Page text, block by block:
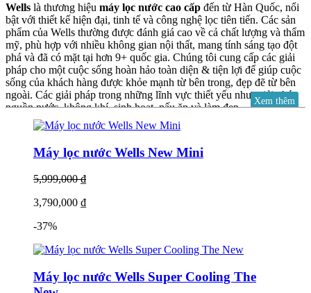
Wells là thương hiệu máy lọc nước cao cấp đến từ Hàn Quốc, nổi
bật với thiết kế hiện đại, tinh tế và công nghệ lọc tiên tiến. Các sản
phẩm của Wells thường được đánh giá cao về cả chất lượng và thẩm
mỹ, phù hợp với nhiều không gian nội thất, mang tính sáng tạo đột
phá và đã có mặt tại hơn 9+ quốc gia. Chúng tôi cung cấp các giải
pháp cho một cuộc sống hoàn hảo toàn diện & tiện lợi để giúp cuộc
sống của khách hàng được khỏe mạnh từ bên trong, đẹp đẽ từ bên
ngoài. Các giải pháp trong những lĩnh vực thiết yếu như: giải pháp
nguồn nước, không khí, sinh hoạt, nấu ăn và làm đẹp…Máy lọc
nước Wellsthiết kế hài hòa với không gian. Không gian được tạo ra
từ sản phẩm của WELLS đầy thẩm mỹ và tinh tế. Vẻ đẹp tinh tế,
sang trọng được thể hiện bằng các đường nét uyển chuyển cho thấy
một thiết kế đơn giản nhưng đẹp.
Điểm nổi bật của máy lọc nước Wells
Thương hiệu Wells được phát triển bởi Kyowon Group – Tập đoàn
nghiệm trong lĩnh vực thiết bị chăm sóc sức khỏe và chất lượng
sống. Với sứ mệnh cung cấp giải pháp sống tinh gọn, hiện đại và
Xem thêm
Máy lọc nước Wells New Mini
5,999,000 ₫
3,790,000 ₫
-37%
Máy lọc nước Wells Super Cooling The